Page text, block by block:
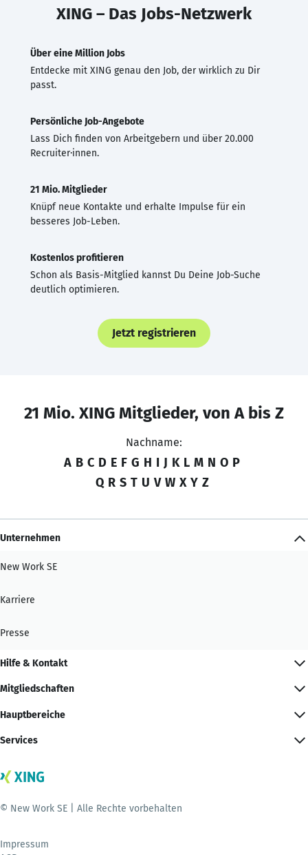
XING – Das Jobs-Netzwerk
Über eine Million Jobs
Entdecke mit XING genau den Job, der wirklich zu Dir
passt.
Persönliche Job-Angebote
Lass Dich finden von Arbeitgebern und über 20.000
Recruiter·innen.
21 Mio. Mitglieder
Knüpf neue Kontakte und erhalte Impulse für ein
besseres Job-Leben.
Kostenlos profitieren
Schon als Basis-Mitglied kannst Du Deine Job-Suche
deutlich optimieren.
Jetzt registrieren
21 Mio. XING Mitglieder, von A bis Z
Nachname:
A B C D E F G H I J K L M N O P
Q R S T U V W X Y Z
Unternehmen
New Work SE
Karriere
Presse
Hilfe & Kontakt
Mitgliedschaften
Hauptbereiche
Services
© New Work SE | Alle Rechte vorbehalten
Impressum